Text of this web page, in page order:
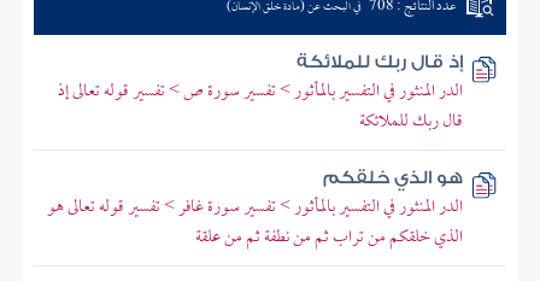
عدد النتائج : 708 في البحث عن (مادة خلق الإنسان)
إذ قال ربك للملائكة
الدر المنثور في التفسير بالمأثور > تفسير سورة ص > تفسير قوله تعالى إذ
قال ربك للملائكة
هو الذي خلقكم
الدر المنثور في التفسير بالمأثور > تفسير سورة غافر > تفسير قوله تعالى هو
الذي خلقكم من تراب ثم من نطفة ثم من علقة